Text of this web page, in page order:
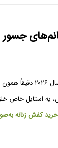
برای
یه استایل خاص
خرید کفش زنانه